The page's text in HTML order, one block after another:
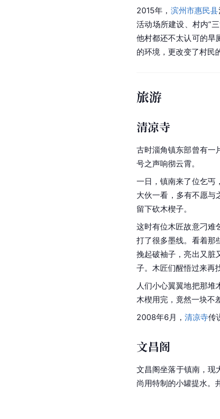
2015年， 滨州市惠民县
活动场所建设、村内“
他村都还不太认可的旱
的环境，更改变了村民
旅游
清凉寺
古时淄角镇东部曾有一
号之声响彻云霄。
一日，镇南来了位乞丐
大伙一看，多有不愿与
留下砍木楔子。
这时有位木匠故意刁难
打了很多墨线。看着那
挽起破袖子，亮出又脏
子。木匠们醒悟过来再
人们小心翼翼地把那
木楔用完，竟然一块不
2008年6月， 清凉寺传
文昌阁
文昌阁坐落于镇南，现
尚用特制的小罐提水。